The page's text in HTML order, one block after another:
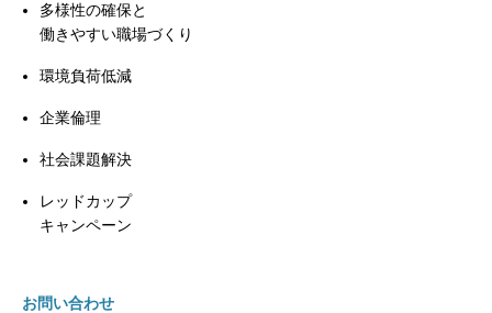
多様性の確保と
働きやすい職場づくり
環境負荷低減
企業倫理
社会課題解決
レッドカップ
キャンペーン
お問い合わせ